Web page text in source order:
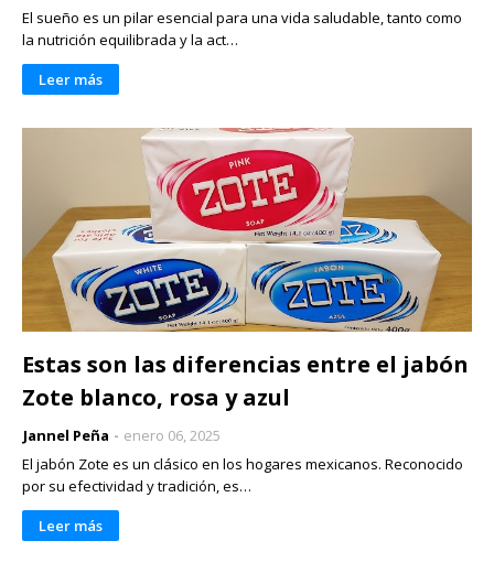
El sueño es un pilar esencial para una vida saludable, tanto como
la nutrición equilibrada y la act…
Leer más
Estas son las diferencias entre el jabón
Zote blanco, rosa y azul
Jannel Peña
enero 06, 2025
El jabón Zote es un clásico en los hogares mexicanos. Reconocido
por su efectividad y tradición, es…
Leer más